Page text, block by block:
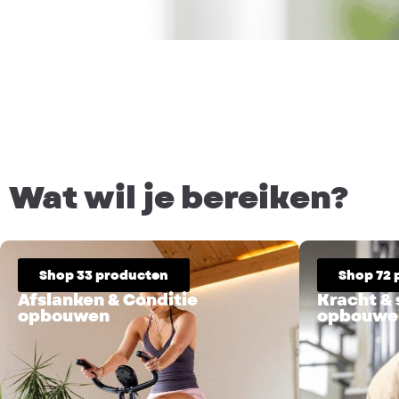
Wat wil je bereiken?
Shop 33 producten
Afslanken & Conditie
opbouwen
Shop
Kracht &